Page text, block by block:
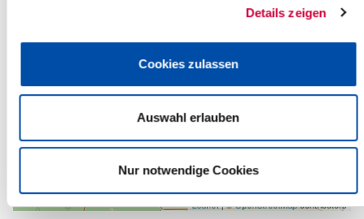
Details zeigen
Cookies zulassen
Auswahl erlauben
Nur notwendige Cookies
Leaflet| ©OpenStreetMapcontributors